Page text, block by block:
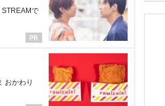
で
おかわり